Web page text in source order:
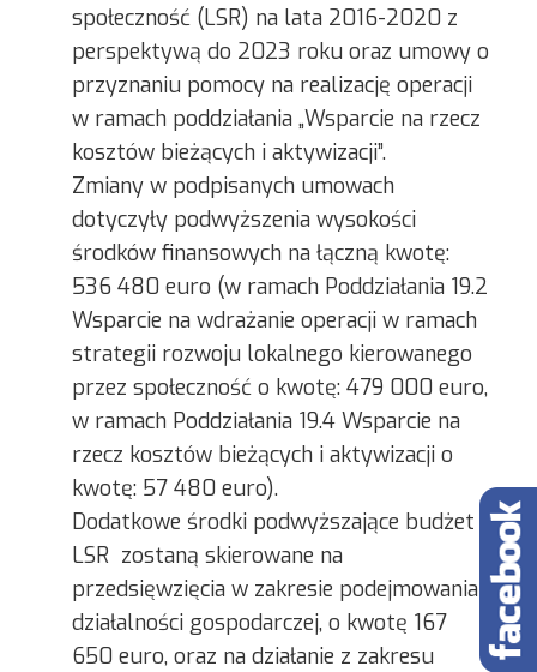
społeczność (LSR) na lata 2016-2020 z
perspektywą do 2023 roku oraz umowy o
przyznaniu pomocy na realizację operacji
w ramach poddziałania „Wsparcie na rzecz
kosztów bieżących i aktywizacji”.
Zmiany w podpisanych umowach
dotyczyły podwyższenia wysokości
środków finansowych na łączną kwotę:
536 480 euro (w ramach Poddziałania 19.2
Wsparcie na wdrażanie operacji w ramach
strategii rozwoju lokalnego kierowanego
przez społeczność o kwotę: 479 000 euro,
w ramach Poddziałania 19.4 Wsparcie na
rzecz kosztów bieżących i aktywizacji o
kwotę: 57 480 euro).
Dodatkowe środki podwyższające budżet
LSR zostaną skierowane na
przedsięwzięcia w zakresie podejmowania
działalności gospodarczej, o kwotę 167
650 euro, oraz na działanie z zakresu